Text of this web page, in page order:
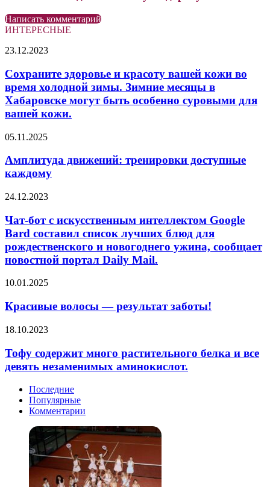
Написать комментарий
ИНТЕРЕСНЫЕ
Сохраните
и
красоту
вашей
кожи
во
холодной
Зимние
в
могут
особенно
суровыми
для
вашей
кожи.
23.12.2023
Сохраните здоровье и красоту вашей кожи во
время холодной зимы. Зимние месяцы в
Хабаровске могут быть особенно суровыми для
вашей кожи.
Амплитуда
тренировки
доступные
каждому
05.11.2025
Амплитуда движений: тренировки доступные
каждому
Чат-
с
искусственным
интеллектом
Google
Bard
список
блюд
для
рождественского
новогоднего
ужина,
сообщает
портал
Daily
Mail.
24.12.2023
Чат-бот с искусственным интеллектом Google
Bard составил список лучших блюд для
рождественского и новогоднего ужина, сообщает
новостной портал Daily Mail.
Красивые
—
результат
заботы!
10.01.2025
Красивые волосы — результат заботы!
Тофу
много
растительного
белка
девять
незаменимых
аминокислот.
18.10.2023
Тофу содержит много растительного белка и все
девять незаменимых аминокислот.
Последние
Популярные
Комментарии